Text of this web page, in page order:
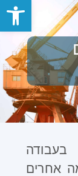
פתח
אחרים